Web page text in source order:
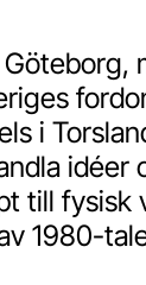
i
idéer
till fysisk
1980-